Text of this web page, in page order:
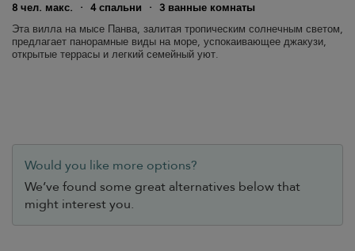
8 чел. макс.
· 4 спальни · 3 ванные комнаты
Эта вилла на мысе Панва, залитая тропическим солнечным светом,
предлагает панорамные виды на море, успокаивающее джакузи,
открытые террасы и легкий семейный уют.
Would you like more options?
We’ve found some great alternatives below that
might interest you.